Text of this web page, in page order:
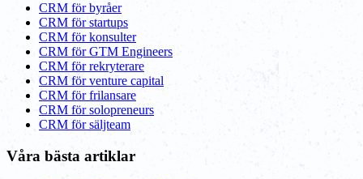
CRM för byråer
CRM för startups
CRM för konsulter
CRM för GTM Engineers
CRM för rekryterare
CRM för venture capital
CRM för frilansare
CRM för solopreneurs
CRM för säljteam
Våra bästa artiklar